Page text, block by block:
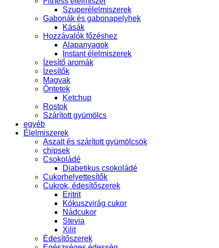
Szuperélelmiszerek
Gabonák és gabonapelyhek
Kásák
Hozzávalók főzéshez
Alapanyagok
Instant élelmiszerek
Ízesítő aromák
Ízesítők
Magvak
Öntetek
Ketchup
Rostok
Szárított gyümölcs
egyéb
Élelmiszerek
Aszalt és szárított gyümölcsök
chipsek
Csokoládé
Diabetikus csokoládé
Cukorhelyettesítők
Cukrok, édesítőszerek
Eritrit
Kókuszvirág cukor
Nádcukor
Stevia
Xilit
Édesítőszerek